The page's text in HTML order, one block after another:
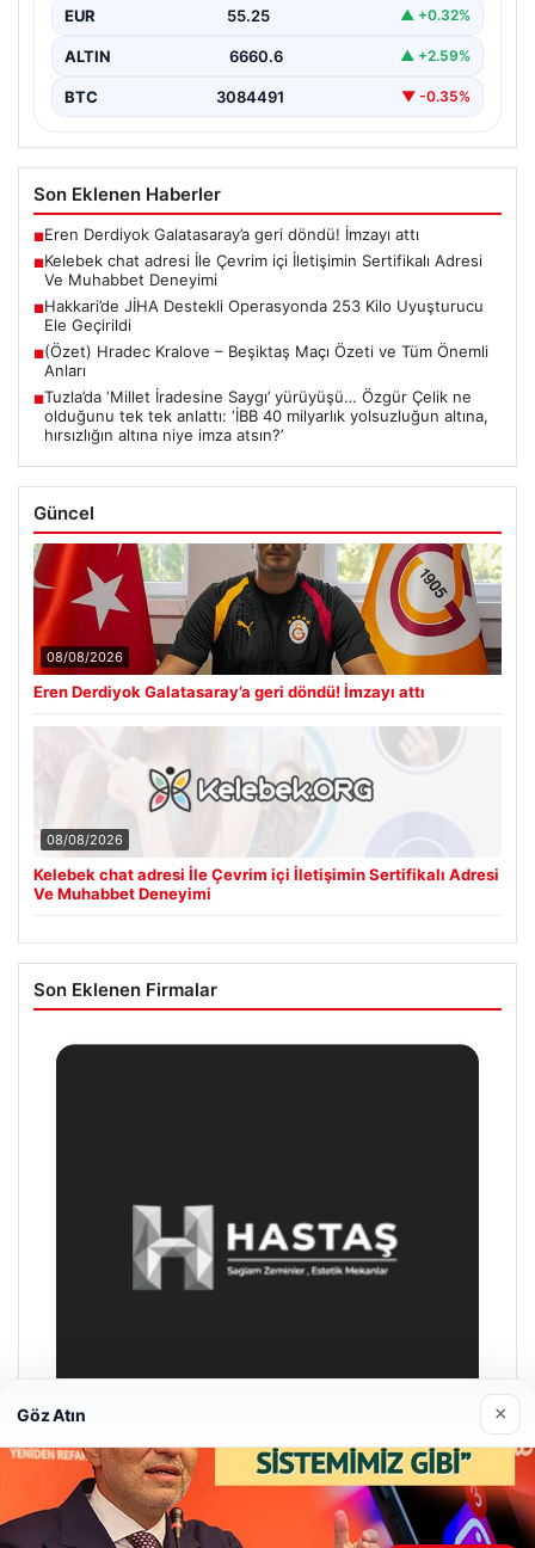
olarak…
EUR 55.25 ▲ +0.32%
ALTIN 6660.6 ▲ +2.59%
BTC 3084491 ▼ -0.35%
Son Eklenen Haberler
■Eren Derdiyok Galatasaray’a geri döndü! İmzayı attı
■Kelebek chat adresi İle Çevrim içi İletişimin Sertifikalı Adresi
Ve Muhabbet Deneyimi
■Hakkari’de JİHA Destekli Operasyonda 253 Kilo Uyuşturucu
Ele Geçirildi
■(Özet) Hradec Kralove – Beşiktaş Maçı Özeti ve Tüm Önemli
Anları
■Tuzla’da ‘Millet İradesine Saygı’ yürüyüşü… Özgür Çelik ne
olduğunu tek tek anlattı: ‘İBB 40 milyarlık yolsuzluğun altına,
hırsızlığın altına niye imza atsın?’
Güncel
08/08/2026
Eren Derdiyok Galatasaray’a geri döndü! İmzayı attı
08/08/2026
Kelebek chat adresi İle Çevrim içi İletişimin Sertifikalı Adresi
Ve Muhabbet Deneyimi
Son Eklenen Firmalar
Hastaş Beton
26/05/2026
Göz Atın ×